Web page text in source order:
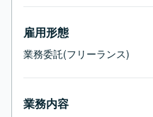
雇用形態
業務委託(フリーランス)
業務内容